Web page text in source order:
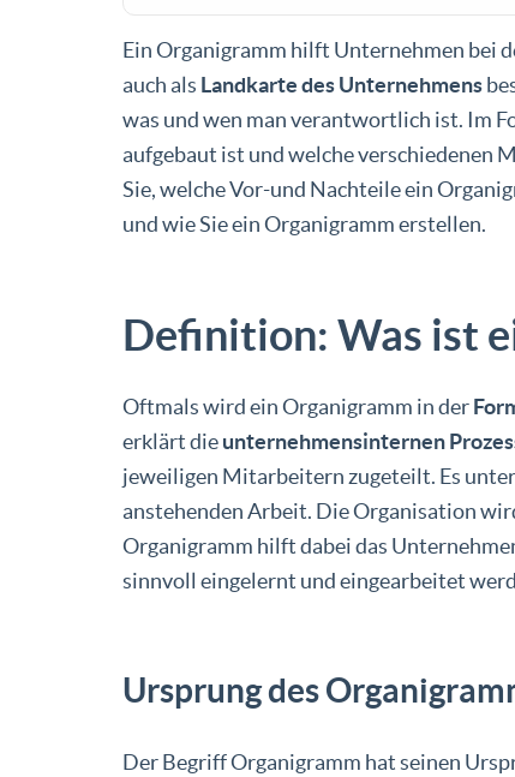
Ein Organigramm hilft Unternehmen bei
auch als Landkarte des Unternehmens
was und wen man verantwortlich ist. Im
aufgebaut ist und welche verschiedenen
Sie, welche Vor-und Nachteile ein
und wie Sie ein Organigramm erstellen.
Definition: Was ist
Oftmals wird ein Organigramm in der
erklärt dieunternehmensinternen
jeweiligen Mitarbeitern zugeteilt. Es
anstehenden Arbeit. Die Organisation
Organigramm hilft dabei das
sinnvoll eingelernt und eingearbeitet
Ursprung des
Der Begriff Organigramm hat seinen